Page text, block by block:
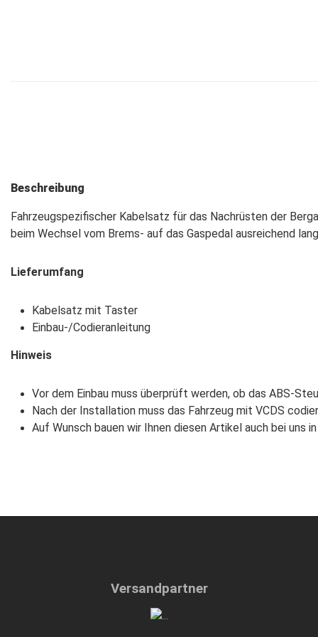
Beschreibung
Fahrzeugspezifischer Kabelsatz für das Nachrüsten der
beim Wechsel vom Brems- auf das Gaspedal ausreichend
Lieferumfang
Kabelsatz mit Taster
Einbau-/Codieranleitung
Hinweis
Vor dem Einbau muss überprüft werden, ob das ABS-
Nach der Installation muss das Fahrzeug mit VCDS
Auf Wunsch bauen wir Ihnen diesen Artikel auch bei uns
Versandpartner